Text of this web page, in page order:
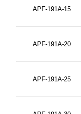
APF-191A-15
APF-191A-20
APF-191A-25